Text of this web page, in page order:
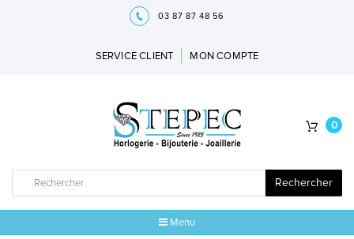
03 87 87 48 56
SERVICE CLIENT MON COMPTE
Rechercher
0
Menu